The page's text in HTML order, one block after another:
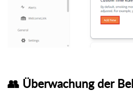
👥 Überwachung der